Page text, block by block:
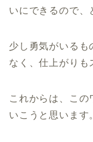
いにできるので、
少し勇気がいるも
なく、仕上がりも
これからは、この
いこうと思います